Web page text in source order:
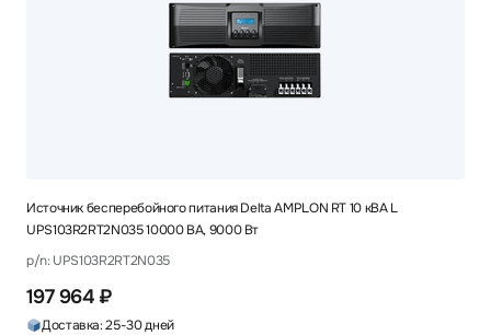
Источник бесперебойного питания Delta AMPLON RT 10 кВА L
UPS103R2RT2N035 10000 ВА, 9000 Вт
p/n: UPS103R2RT2N035
197 964 ₽
Доставка: 25-30 дней